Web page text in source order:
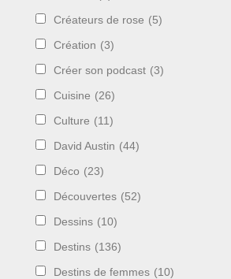
Créateurs de rose (5)
Création (3)
Créer son podcast (3)
Cuisine (26)
Culture (11)
David Austin (44)
Déco (23)
Découvertes (52)
Dessins (10)
Destins (136)
Destins de femmes (10)